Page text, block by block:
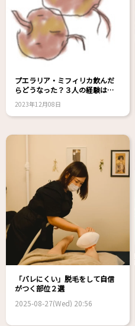
プエラリア・ミフィリカ飲んだ
らどうなった？３人の経験は…
2023年12月08日
「バレにくい」脱毛をして自信
がつく部位２選
2025-08-27(Wed) 20:56